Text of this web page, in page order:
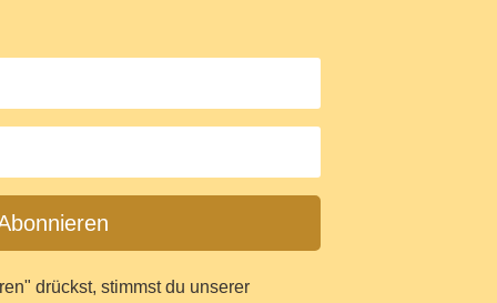
drückst, stimmst du unserer